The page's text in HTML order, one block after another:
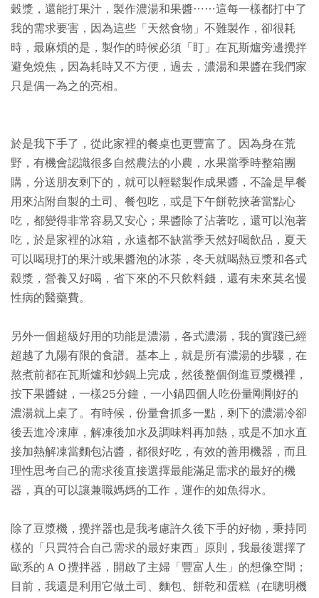
穀漿，還能打果汁，製作濃湯和果醬……這每一樣都打中了
我的需求要害，因為這些「天然食物」不難製作，卻很耗
時，最麻煩的是，製作的時候必須「盯」在瓦斯爐旁邊攪拌
避免燒焦，因為耗時又不方便，過去，濃湯和果醬在我們家
只是偶一為之的亮相。
於是我下手了，從此家裡的餐桌也更豐富了。因為身在荒
野，有機會認識很多自然農法的小農，水果當季時整箱團
購，分送朋友剩下的，就可以輕鬆製作成果醬，不論是早餐
用來沾附自製的土司、餐包吃，或是下午餅乾挾著當點心
吃，都變得非常容易又安心；果醬除了沾著吃，還可以泡著
吃，於是家裡的冰箱，永遠都不缺當季天然好喝飲品，夏天
可以喝現打的果汁或果醬泡的冰茶，冬天就喝熱豆漿和各式
縠漿，營養又好喝，省下來的不只飲料錢，還有未來莫名慢
性病的醫藥費。
另外一個超級好用的功能是濃湯，各式濃湯，我的實踐已經
超越了九陽有限的食譜。基本上，就是所有濃湯的步驟，在
熬煮前都在瓦斯爐和炒鍋上完成，然後整個倒進豆漿機裡，
按下果醬鍵，一樣25分鐘，一小鍋四個人吃份量剛剛好的
濃湯就上桌了。有時候，份量會抓多一點，剩下的濃湯冷卻
後丟進冷凍庫，解凍後加水及調味料再加熱，或是不加水直
接加熱解凍當麵包沾醬，都很好吃，有效的善用機器，而且
理性思考自己的需求後直接選擇最能滿足需求的最好的機
器，真的可以讓兼職媽媽的工作，運作的如魚得水。
除了豆漿機，攪拌器也是我考慮許久後下手的好物，秉持同
樣的「只買符合自己需求的最好東西」原則，我最後選擇了
歐系的ＡＯ攪拌器，開啟了主婦「豐富人生」的想像空間；
目前，我還是利用它做土司、麵包、餅乾和蛋糕（在聰明機